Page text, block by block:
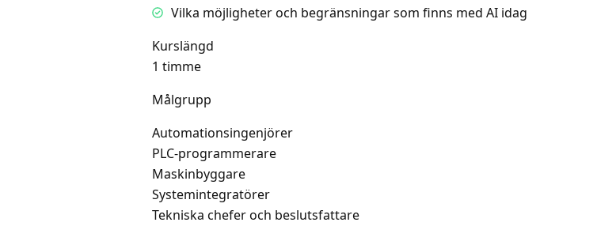
Vilka möjligheter och begränsningar som finns med AI idag
Kurslängd
1 timme
Målgrupp
Automationsingenjörer
PLC-programmerare
Maskinbyggare
Systemintegratörer
Tekniska chefer och beslutsfattare